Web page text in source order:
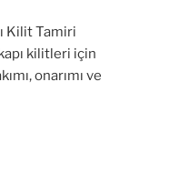
Kilit Tamiri
kilitleri için
onarımı ve